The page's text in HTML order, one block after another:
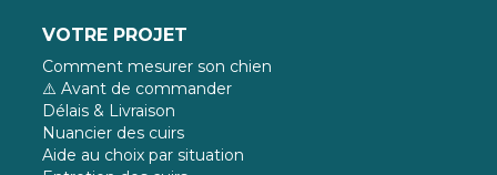
VOTRE PROJET
Comment mesurer son chien
⚠️ Avant de commander
Délais & Livraison
Nuancier des cuirs
Aide au choix par situation